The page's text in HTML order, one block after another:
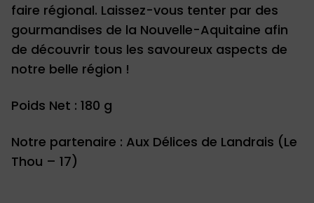
faire régional. Laissez-vous tenter par des
gourmandises de la Nouvelle-Aquitaine afin
de découvrir tous les savoureux aspects de
notre belle région !
Poids Net : 180 g
Notre partenaire : Aux Délices de Landrais (Le
Thou – 17)